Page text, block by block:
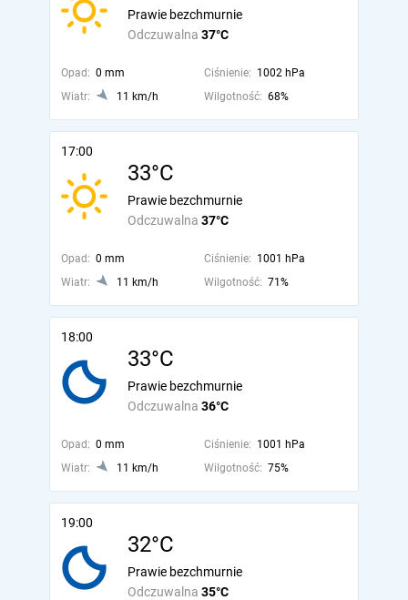
Odczuwalna 37°C
Prawie bezchmurnie
Opad: 0 mm Ciśnienie: 1002 hPa
Wiatr:
11 km/h Wilgotność: 68%
17:00
33°C
Odczuwalna 37°C
Prawie bezchmurnie
Opad: 0 mm Ciśnienie: 1001 hPa
Wiatr:
11 km/h Wilgotność: 71%
18:00
33°C
Odczuwalna 36°C
Prawie bezchmurnie
Opad: 0 mm Ciśnienie: 1001 hPa
Wiatr:
11 km/h Wilgotność: 75%
19:00
32°C
Odczuwalna 35°C
Prawie bezchmurnie